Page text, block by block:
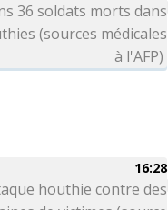
36 soldats morts dans
(sources médicales
à l'AFP)
16:28
houthie contre des